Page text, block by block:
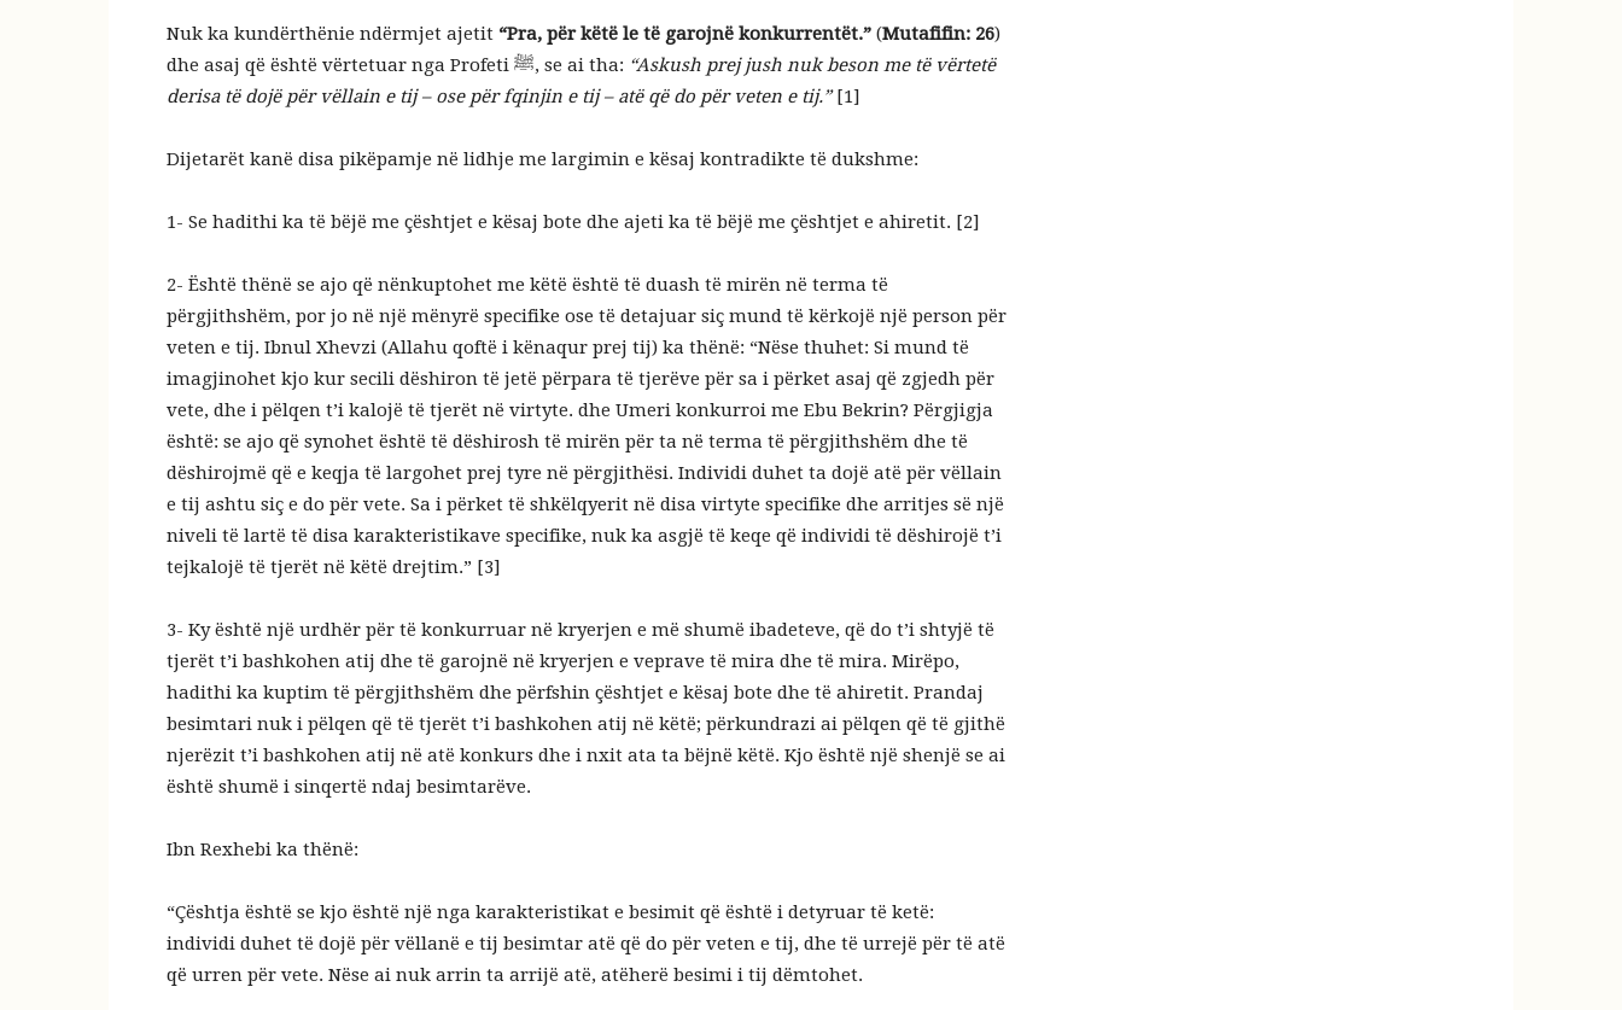
Nuk ka kundërthënie ndërmjet ajetit “Pra, për këtë le të garojnë konkurrentët.” (Mutafifin: 26)
dhe asaj që është vërtetuar nga Profeti ﷺ, se ai tha: “Askush prej jush nuk beson me të vërtetë
derisa të dojë për vëllain e tij – ose për fqinjin e tij – atë që do për veten e tij.”[1]
Dijetarët kanë disa pikëpamje në lidhje me largimin e kësaj kontradikte të dukshme:
1- Se hadithi ka të bëjë me çështjet e kësaj bote dhe ajeti ka të bëjë me çështjet e ahiretit. [2]
2- Është thënë se ajo që nënkuptohet me këtë është të duash të mirën në terma të
përgjithshëm, por jo në një mënyrë specifike ose të detajuar siç mund të kërkojë një person për
veten e tij. Ibnul Xhevzi (Allahu qoftë i kënaqur prej tij) ka thënë: “Nëse thuhet: Si mund të
imagjinohet kjo kur secili dëshiron të jetë përpara të tjerëve për sa i përket asaj që zgjedh për
vete, dhe i pëlqen t’i kalojë të tjerët në virtyte. dhe Umeri konkurroi me Ebu Bekrin? Përgjigja
është: se ajo që synohet është të dëshirosh të mirën për ta në terma të përgjithshëm dhe të
dëshirojmë që e keqja të largohet prej tyre në përgjithësi. Individi duhet ta dojë atë për vëllain
e tij ashtu siç e do për vete. Sa i përket të shkëlqyerit në disa virtyte specifike dhe arritjes së një
niveli të lartë të disa karakteristikave specifike, nuk ka asgjë të keqe që individi të dëshirojë t’i
tejkalojë të tjerët në këtë drejtim.” [3]
3- Ky është një urdhër për të konkurruar në kryerjen e më shumë ibadeteve, që do t’i shtyjë të
tjerët t’i bashkohen atij dhe të garojnë në kryerjen e veprave të mira dhe të mira. Mirëpo,
hadithi ka kuptim të përgjithshëm dhe përfshin çështjet e kësaj bote dhe të ahiretit. Prandaj
besimtari nuk i pëlqen që të tjerët t’i bashkohen atij në këtë; përkundrazi ai pëlqen që të gjithë
njerëzit t’i bashkohen atij në atë konkurs dhe i nxit ata ta bëjnë këtë. Kjo është një shenjë se ai
është shumë i sinqertë ndaj besimtarëve.
Ibn Rexhebi ka thënë:
“Çështja është se kjo është një nga karakteristikat e besimit që është i detyruar të ketë:
individi duhet të dojë për vëllanë e tij besimtar atë që do për veten e tij, dhe të urrejë për të atë
që urren për vete. Nëse ai nuk arrin ta arrijë atë, atëherë besimi i tij dëmtohet.